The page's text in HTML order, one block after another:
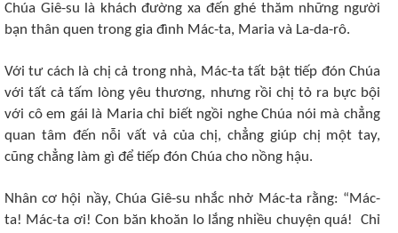
Chúa Giê-su là khách đường xa đến ghé thăm những người
bạn thân quen trong gia đình Mác-ta, Maria và La-da-rô.
Với tư cách là chị cả trong nhà, Mác-ta tất bật tiếp đón Chúa
với tất cả tấm lòng yêu thương, nhưng rồi chị tỏ ra bực bội
với cô em gái là Maria chỉ biết ngồi nghe Chúa nói mà chẳng
quan tâm đến nỗi vất vả của chị, chẳng giúp chị một tay,
cũng chẳng làm gì để tiếp đón Chúa cho nồng hậu.
Nhân cơ hội nầy, Chúa Giê-su nhắc nhở Mác-ta rằng: “Mác-
ta! Mác-ta ơi! Con băn khoăn lo lắng nhiều chuyện quá! Chỉ